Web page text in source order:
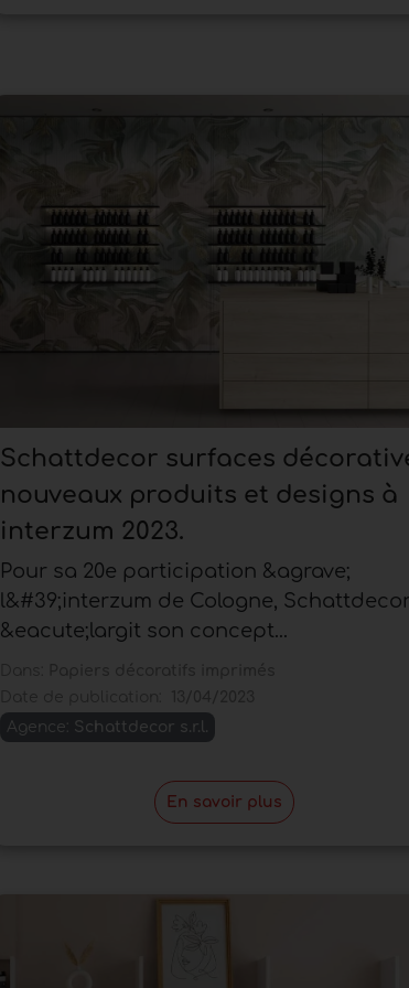
Schattdecor surfaces
nouveaux produits et designs à
interzum 2023.
Pour sa 20e participation &agrave;
l&#39;interzum de Cologne,
&eacute;largit son concept...
Agence: Schattdecor s.r.l.
En savoir plus